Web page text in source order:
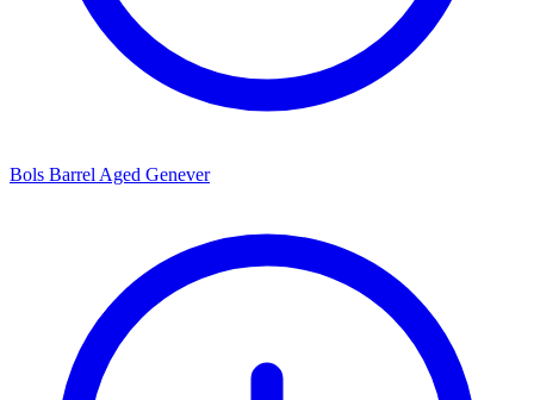
Bols Barrel Aged Genever